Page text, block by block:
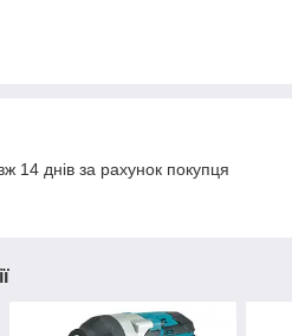
14 днів за рахунок покупця